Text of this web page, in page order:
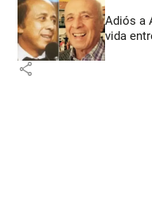
Adiós a
vida
share